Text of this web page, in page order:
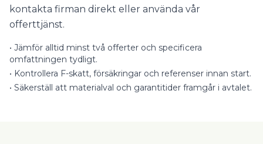
kontakta firman direkt eller använda vår
offerttjänst.
• Jämför alltid minst två offerter och specificera
omfattningen tydligt.
• Kontrollera F-skatt, försäkringar och referenser innan start.
• Säkerställ att materialval och garantitider framgår i avtalet.